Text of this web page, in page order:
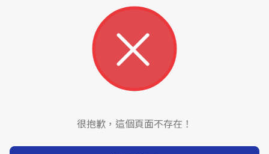
很抱歉，這個頁面不存在！